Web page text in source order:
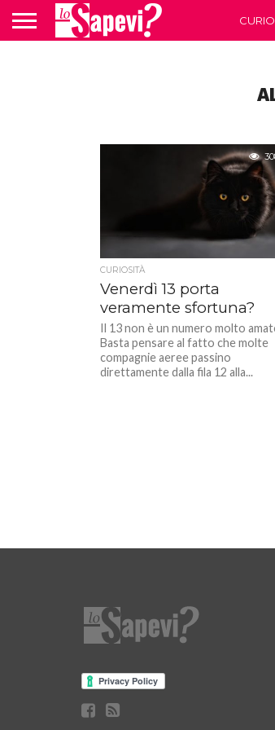
CURIOSITÀ
Venerdì 13 porta
veramente sfortuna?
Il 13 non è un numero molto
Basta pensare al fatto che molte
compagnie aeree passino
direttamente dalla fila 12 alla...